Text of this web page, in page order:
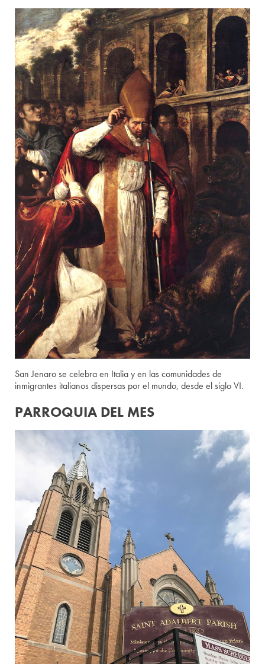
San Jenaro se celebra en Italia y en las comunidades de
inmigrantes italianos dispersas por el mundo, desde el siglo VI.
PARROQUIA DEL MES